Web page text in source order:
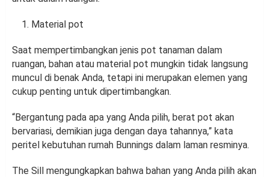
Material pot
Saat mempertimbangkan jenis pot tanaman dalam
ruangan, bahan atau material pot mungkin tidak langsung
muncul di benak Anda, tetapi ini merupakan elemen yang
cukup penting untuk dipertimbangkan.
“Bergantung pada apa yang Anda pilih, berat pot akan
bervariasi, demikian juga dengan daya tahannya,” kata
peritel kebutuhan rumah Bunnings dalam laman resminya.
The Sill mengungkapkan bahwa bahan yang Anda pilih akan